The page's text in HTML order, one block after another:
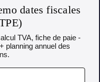
dates fiscales
TVA, fiche de paie -
planning annuel des